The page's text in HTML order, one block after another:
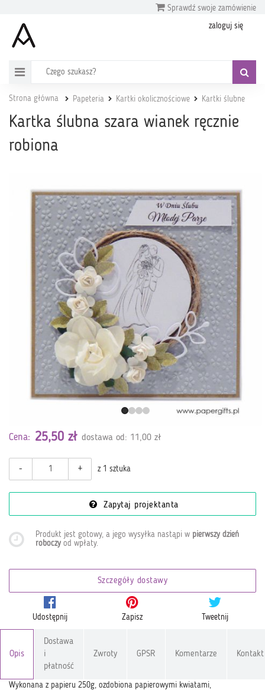
Sprawdź swoje zamówienie
zaloguj się
Strona główna Papeteria Kartki okolicznościowe Kartki ślubne
Kartka ślubna szara wianek ręcznie
robiona
Cena: 25,50 zł dostawa od: 11,00 zł
- + z 1 sztuka
Zapytaj projektanta
Produkt jest gotowy, a jego wysyłka nastąpi w pierwszy dzień
roboczy od wpłaty.
Szczegóły dostawy
Udostępnij Zapisz Tweetnij
Opis
Dostawa
i
płatność
Zwroty GPSR Komentarze Kontakt
Wykonana z papieru 250g, ozdobiona papierowymi kwiatami,